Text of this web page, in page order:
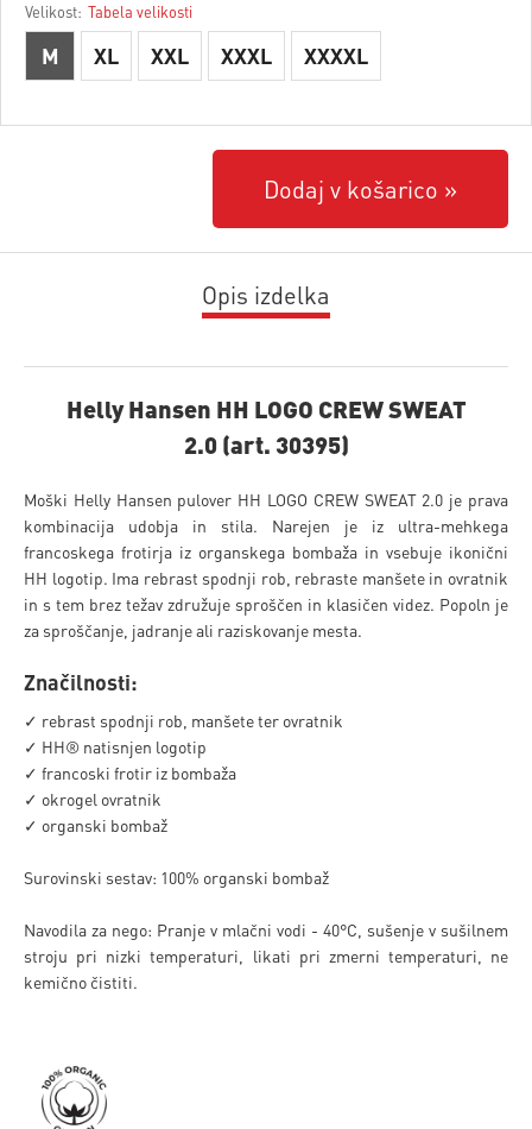
Velikost: Tabela velikosti
M XL XXL XXXL XXXXL
Dodaj v košarico
Opis izdelka
Helly Hansen HH LOGO CREW SWEAT
2.0 (art. 30395)
Moški Helly Hansen pulover HH LOGO CREW SWEAT 2.0 je prava
kombinacija udobja in stila. Narejen je iz ultra-mehkega
francoskega frotirja iz organskega bombaža in vsebuje ikonični
HH logotip. Ima rebrast spodnji rob, rebraste manšete in ovratnik
in s tem brez težav združuje sproščen in klasičen videz. Popoln je
za sproščanje, jadranje ali raziskovanje mesta.
Značilnosti:
✓ rebrast spodnji rob, manšete ter ovratnik
✓ HH® natisnjen logotip
✓ francoski frotir iz bombaža
✓ okrogel ovratnik
✓ organski bombaž
Surovinski sestav: 100% organski bombaž
Navodila za nego: Pranje v mlačni vodi - 40°C, sušenje v sušilnem
stroju pri nizki temperaturi, likati pri zmerni temperaturi, ne
kemično čistiti.